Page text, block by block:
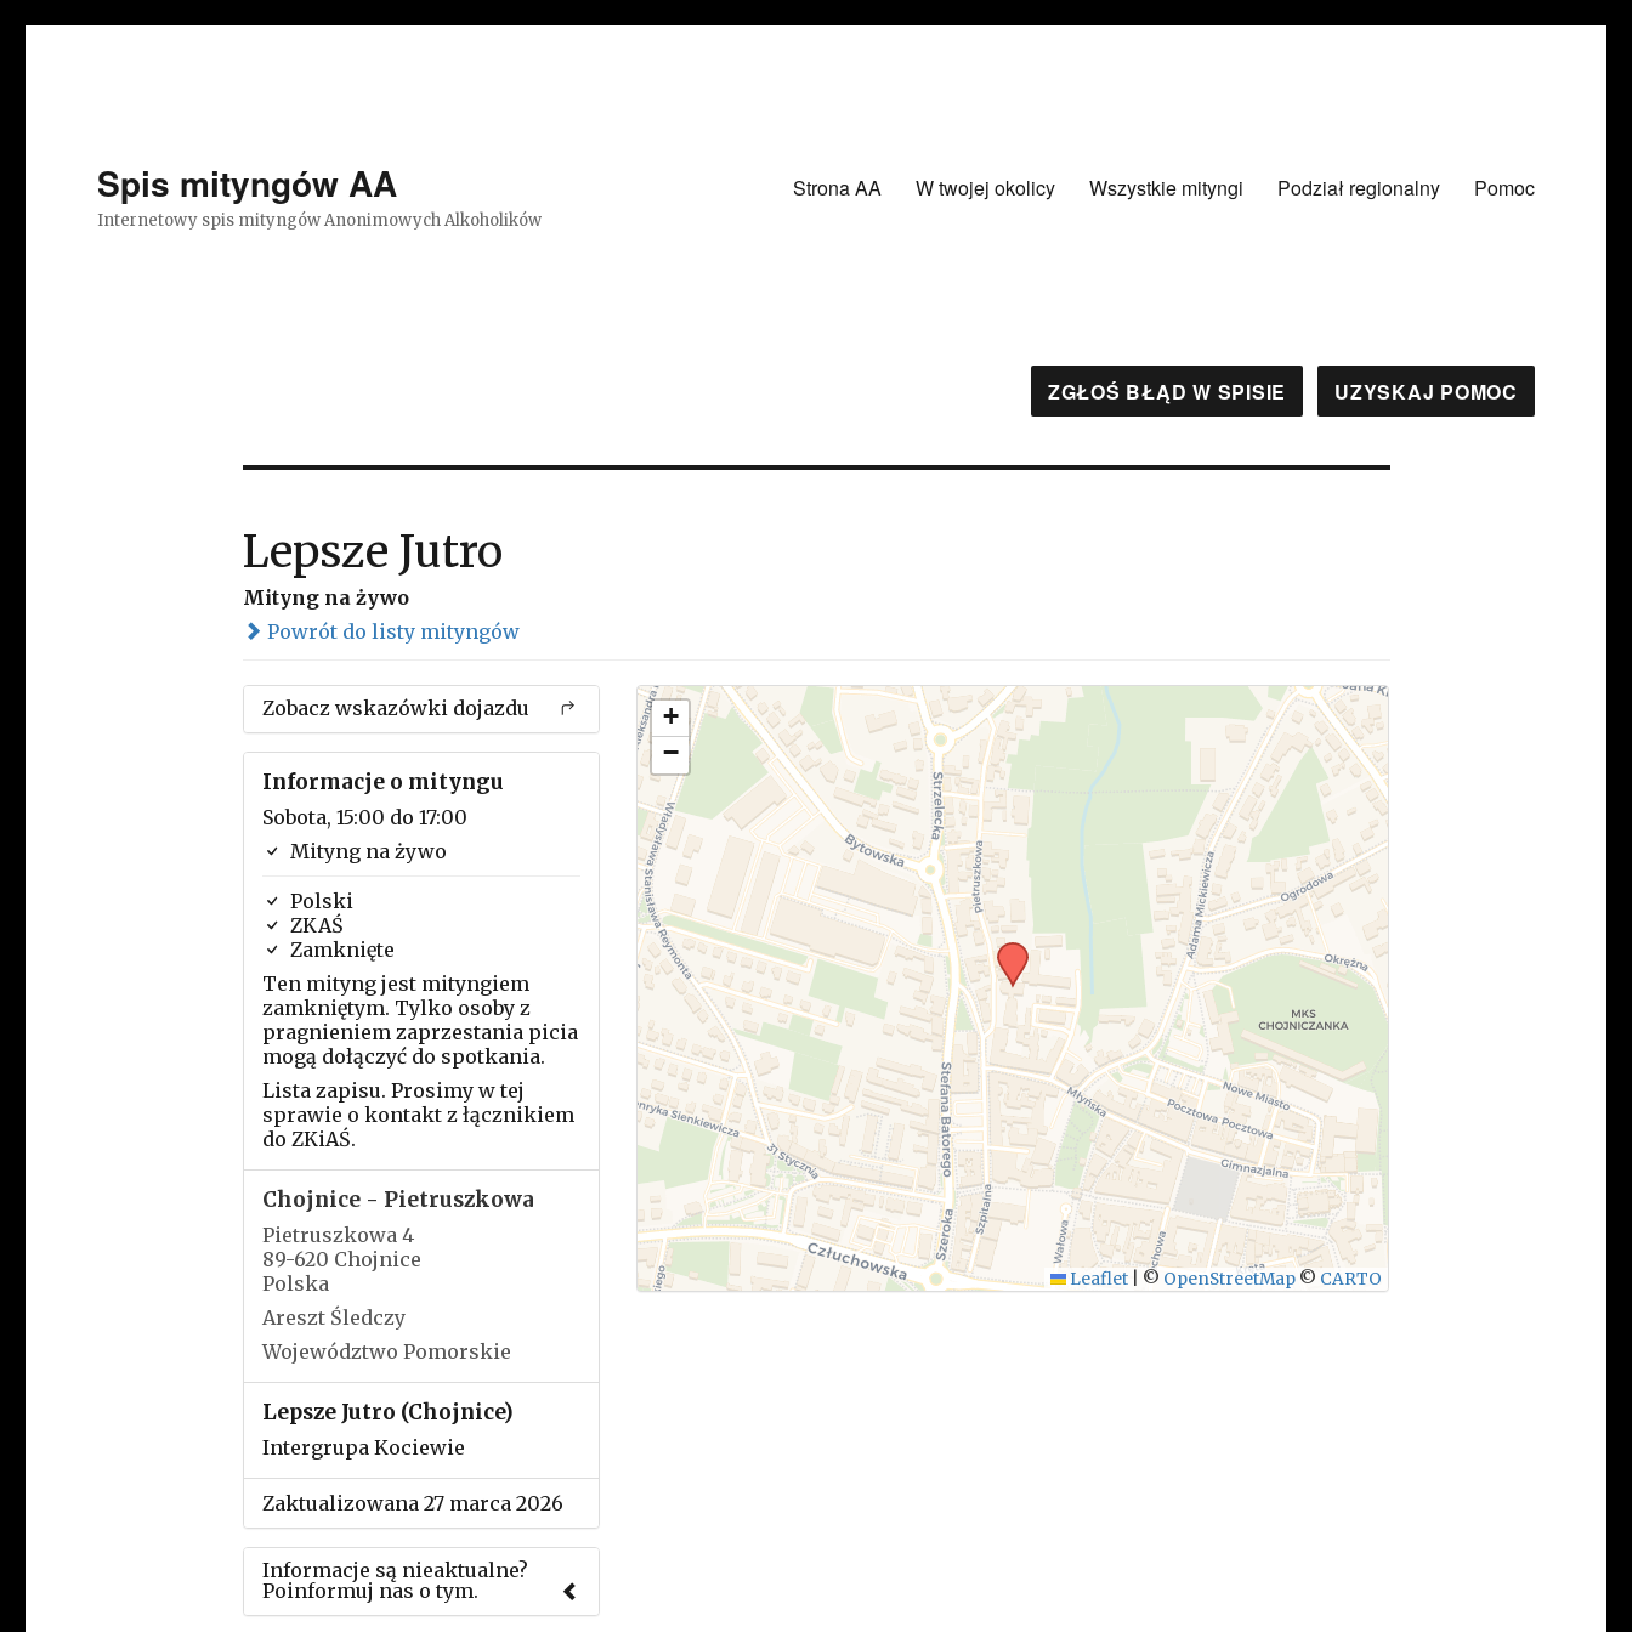
Spis mityngów AA
Internetowy spis mityngów Anonimowych Alkoholików
Strona AA W twojej okolicy Wszystkie mityngi Podział regionalny Pomoc
ZGŁOŚ BŁĄD W SPISIE UZYSKAJ POMOC
Lepsze Jutro
Mityng na żywo
Powrót do listy mityngów
Zobacz wskazówki dojazdu
Informacje o mityngu
Sobota, 15:00 do 17:00
Mityng na żywo
Polski
ZKAŚ
Zamknięte
Ten mityng jest mityngiem
zamkniętym. Tylko osoby z
pragnieniem zaprzestania picia
mogą dołączyć do spotkania.
Lista zapisu. Prosimy w tej
sprawie o kontakt z łącznikiem
do ZKiAŚ.
Chojnice - Pietruszkowa
Pietruszkowa 4
89-620 Chojnice
Polska
Areszt Śledczy
Województwo Pomorskie
Lepsze Jutro (Chojnice)
Intergrupa Kociewie
Zaktualizowana 27 marca 2026
Informacje są nieaktualne?
Poinformuj nas o tym.
+
−
Leaflet © OpenStreetMap © CARTO